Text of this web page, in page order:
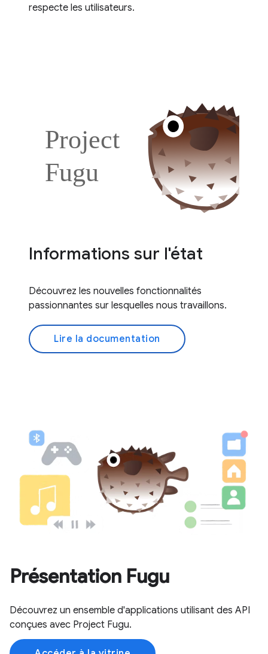
respecte les utilisateurs.
Informations sur l'état
Découvrez les nouvelles fonctionnalités
passionnantes sur lesquelles nous travaillons.
Lire la documentation
Présentation Fugu
Découvrez un ensemble d'applications utilisant des API
conçues avec Project Fugu.